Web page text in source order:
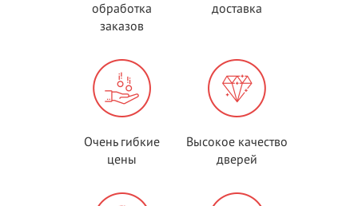
обработка
заказов
доставка
Очень гибкие
цены
Высокое качество
дверей